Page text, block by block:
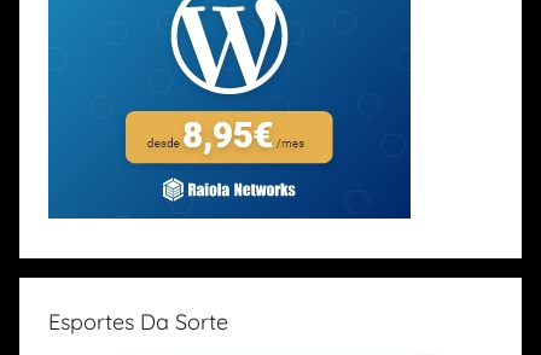
Esportes Da Sorte